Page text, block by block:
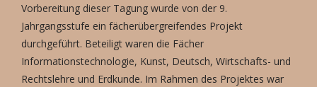
Vorbereitung dieser Tagung wurde von der 9.
Jahrgangsstufe ein fächerübergreifendes Projekt
durchgeführt. Beteiligt waren die Fächer
Informationstechnologie, Kunst, Deutsch, Wirtschafts- und
Rechtslehre und Erdkunde. Im Rahmen des Projektes war